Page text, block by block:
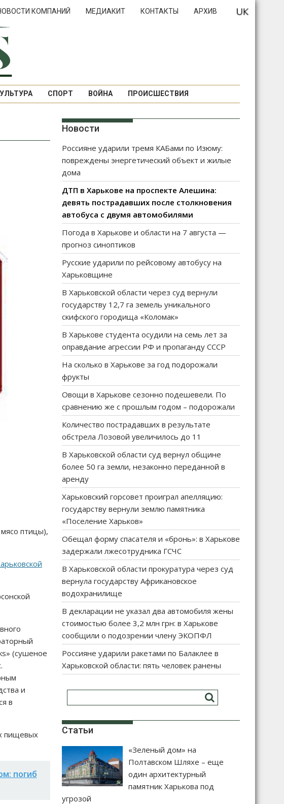
КОМПАНИЙ МЕДИАКИТ КОНТАКТЫ АРХИВ
СПОРТ ВОЙНА ПРОИСШЕСТВИЯ
птицы),
(сушеное
и
в
пищевых
погиб
Новости
Россияне ударили тремя КАБами по Изюму:
повреждены энергетический объект и жилые
дома
ДТП в Харькове на проспекте Алешина:
девять пострадавших после столкновения
автобуса с двумя автомобилями
Погода в Харькове и области на 7 августа —
прогноз синоптиков
Русские ударили по рейсовому автобусу на
Харьковщине
В Харьковской области через суд вернули
государству 12,7 га земель уникального
скифского городища «Коломак»
В Харькове студента осудили на семь лет за
оправдание агрессии РФ и пропаганду СССР
На сколько в Харькове за год подорожали
фрукты
Овощи в Харькове сезонно подешевели. По
сравнению же с прошлым годом – подорожали
Количество пострадавших в результате
обстрела Лозовой увеличилось до 11
В Харьковской области суд вернул общине
более 50 га земли, незаконно переданной в
аренду
Харьковский горсовет проиграл апелляцию:
государству вернули землю памятника
«Поселение Харьков»
Обещал форму спасателя и «бронь»: в Харькове
задержали лжесотрудника ГСЧС
В Харьковской области прокуратура через суд
вернула государству Африкановское
водохранилище
В декларации не указал два автомобиля жены
стоимостью более 3,2 млн грн: в Харькове
сообщили о подозрении члену ЭКОПФЛ
Россияне ударили ракетами по Балаклее в
Харьковской области: пять человек ранены
Статьи
«Зеленый дом» на
Полтавском Шляхе – еще
один архитектурный
памятник Харькова под
угрозой